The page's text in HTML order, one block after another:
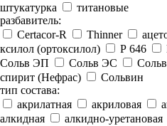
штукатурка
титановые
разбавитель:
Certacor-R
Thinner
ксилол (ортоксилол)
Р 646
Сольв ЭП
Сольв ЭС
спирит (Нефрас)
Сольвин
тип состава:
акрилатная
акриловая
алкидная
алкидно-уретановая